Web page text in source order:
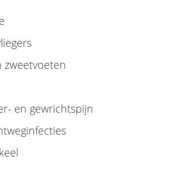
zweetvoeten
en gewrichtspijn